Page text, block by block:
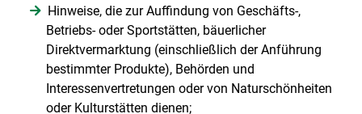
Hinweise, die zur Auffindung von Geschäfts-,
Betriebs- oder Sportstätten, bäuerlicher
Direktvermarktung (einschließlich der Anführung
bestimmter Produkte), Behörden und
Interessenvertretungen oder von Naturschönheiten
oder Kulturstätten dienen;